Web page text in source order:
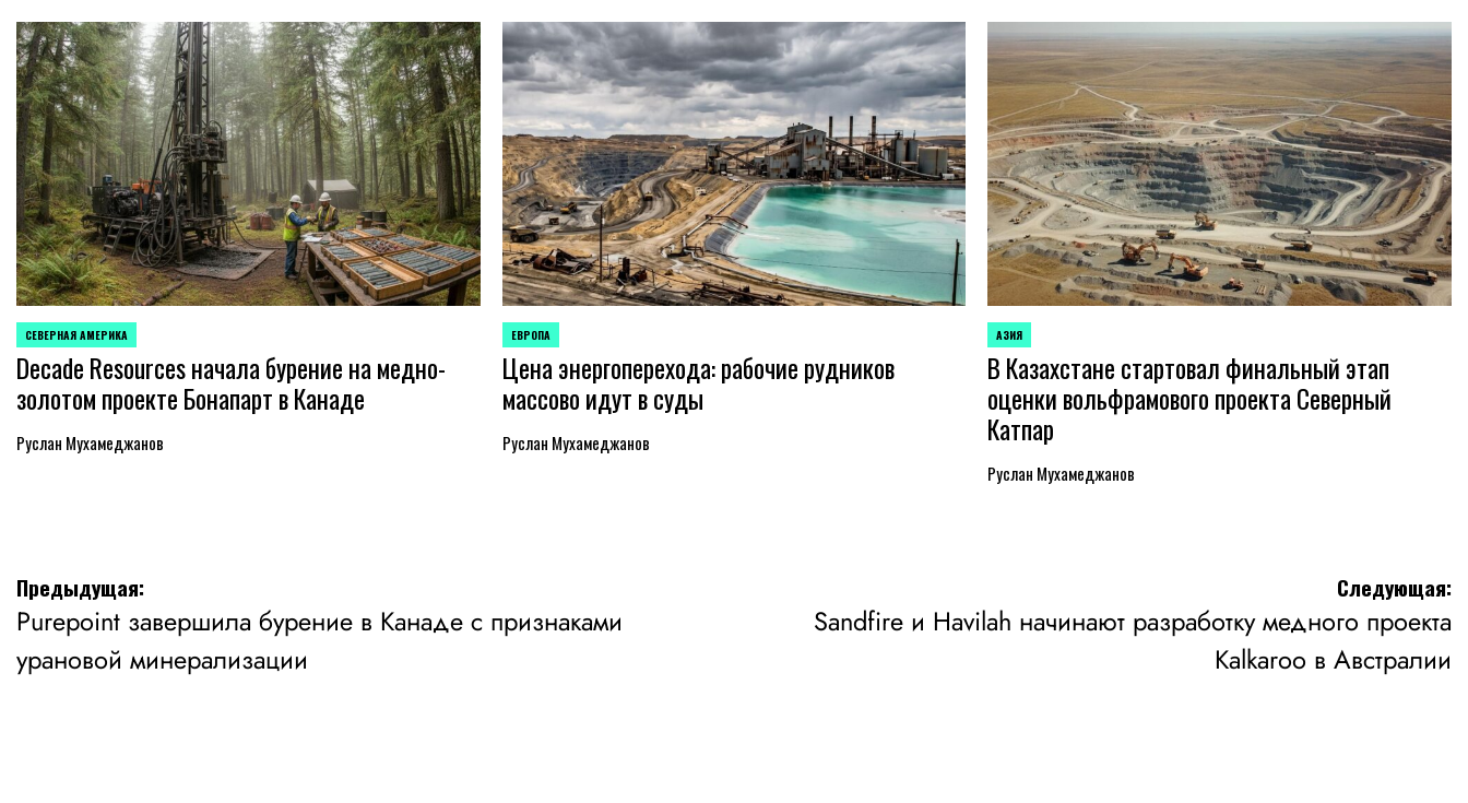
ОПУБЛИКОВАНО
В
СЕВЕРНАЯ АМЕРИКА
Decade Resources начала бурение на медно-
золотом проекте Бонапарт в Канаде
Руслан Мухамеджанов
ОПУБЛИКОВАНО
В
ЕВРОПА
Цена энергоперехода: рабочие рудников
массово идут в суды
Руслан Мухамеджанов
ОПУБЛИКОВАНО
В
АЗИЯ
В Казахстане стартовал финальный этап
оценки вольфрамового проекта Северный
Катпар
Руслан Мухамеджанов
Навигация
по
записям
Предыдущая:
Purepoint завершила бурение в Канаде с признаками
урановой минерализации
Следующая:
Sandfire и Havilah начинают разработку медного проекта
Kalkaroo в Австралии